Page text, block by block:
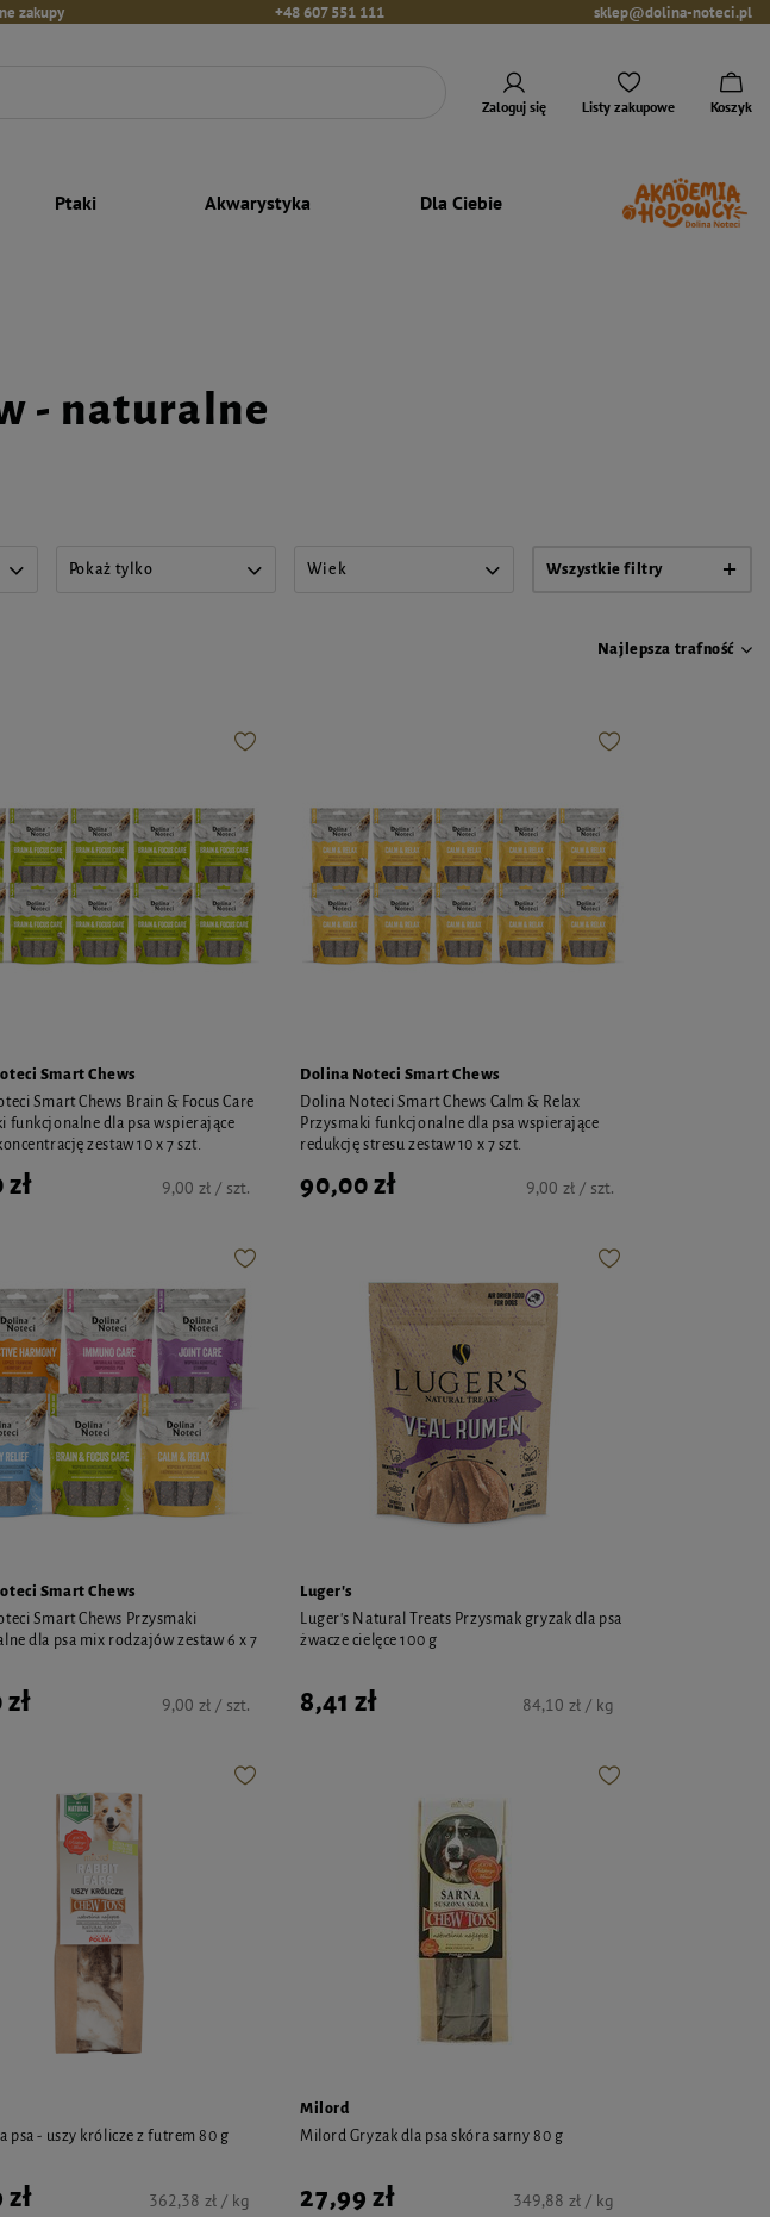
zakupy +48 607 551 111 sklep@dolina-noteci.pl
Zaloguj się Listy zakupowe Koszyk
Ptaki Akwarystyka Dla Ciebie
- naturalne
Pokaż tylko Wiek Wszystkie filtry
Najlepsza trafność
Smart Chews
Smart Chews Brain & Focus Care
funkcjonalne dla psa wspierające
zestaw 10 x 7 szt.
zł 9,00 zł / szt.
Dolina Noteci Smart Chews
Dolina Noteci Smart Chews Calm & Relax
Przysmaki funkcjonalne dla psa wspierające
redukcję stresu zestaw 10 x 7 szt.
90,00 zł 9,00 zł / szt.
Smart Chews
Smart Chews Przysmaki
dla psa mix rodzajów zestaw 6 x 7
9,00 zł / szt.
Luger's
Luger's Natural Treats Przysmak gryzak dla psa
żwacze cielęce 100 g
8,41 zł 84,10 zł / kg
psa - uszy królicze z futrem 80 g
zł 362,38 zł / kg
Milord
Milord Gryzak dla psa skóra sarny 80 g
27,99 zł 349,88 zł / kg